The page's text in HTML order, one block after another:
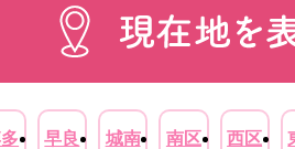
早良
城南
南区 西区